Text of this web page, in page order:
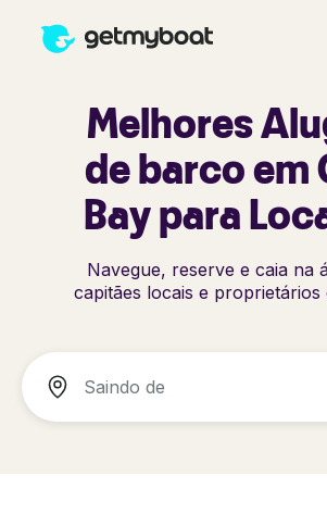
Melhores
de barco em
Bay para
Navegue, reserve e caia na
capitães locais e proprietários